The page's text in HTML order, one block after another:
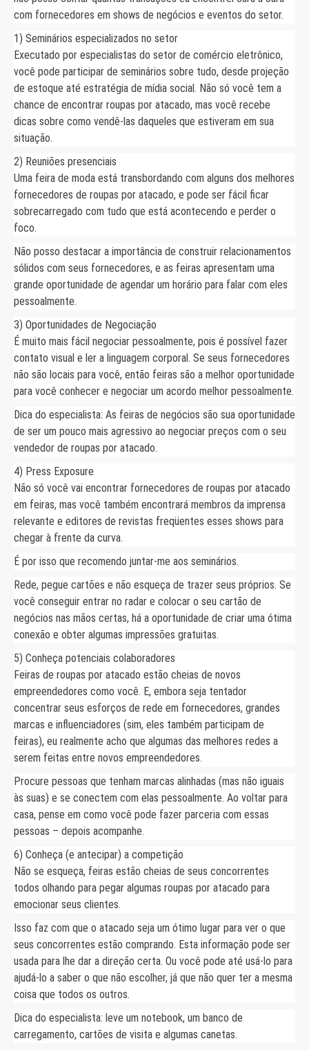
com fornecedores em shows de negócios e eventos do setor.
1) Seminários especializados no setor
Executado por especialistas do setor de comércio eletrônico,
você pode participar de seminários sobre tudo, desde projeção
de estoque até estratégia de mídia social. Não só você tem a
chance de encontrar roupas por atacado, mas você recebe
dicas sobre como vendê-las daqueles que estiveram em sua
situação.
2) Reuniões presenciais
Uma feira de moda está transbordando com alguns dos melhores
fornecedores de roupas por atacado, e pode ser fácil ficar
sobrecarregado com tudo que está acontecendo e perder o
foco.
Não posso destacar a importância de construir relacionamentos
sólidos com seus fornecedores, e as feiras apresentam uma
grande oportunidade de agendar um horário para falar com eles
pessoalmente.
3) Oportunidades de Negociação
É muito mais fácil negociar pessoalmente, pois é possível fazer
contato visual e ler a linguagem corporal. Se seus fornecedores
não são locais para você, então feiras são a melhor oportunidade
para você conhecer e negociar um acordo melhor pessoalmente.
Dica do especialista: As feiras de negócios são sua oportunidade
de ser um pouco mais agressivo ao negociar preços com o seu
vendedor de roupas por atacado.
4) Press Exposure
Não só você vai encontrar fornecedores de roupas por atacado
em feiras, mas você também encontrará membros da imprensa
relevante e editores de revistas freqüentes esses shows para
chegar à frente da curva.
É por isso que recomendo juntar-me aos seminários.
Rede, pegue cartões e não esqueça de trazer seus próprios. Se
você conseguir entrar no radar e colocar o seu cartão de
negócios nas mãos certas, há a oportunidade de criar uma ótima
conexão e obter algumas impressões gratuitas.
5) Conheça potenciais colaboradores
Feiras de roupas por atacado estão cheias de novos
empreendedores como você. E, embora seja tentador
concentrar seus esforços de rede em fornecedores, grandes
marcas e influenciadores (sim, eles também participam de
feiras), eu realmente acho que algumas das melhores redes a
serem feitas entre novos empreendedores.
Procure pessoas que tenham marcas alinhadas (mas não iguais
às suas) e se conectem com elas pessoalmente. Ao voltar para
casa, pense em como você pode fazer parceria com essas
pessoas – depois acompanhe.
6) Conheça (e antecipar) a competição
Não se esqueça, feiras estão cheias de seus concorrentes
todos olhando para pegar algumas roupas por atacado para
emocionar seus clientes.
Isso faz com que o atacado seja um ótimo lugar para ver o que
seus concorrentes estão comprando. Esta informação pode ser
usada para lhe dar a direção certa. Ou você pode até usá-lo para
ajudá-lo a saber o que não escolher, já que não quer ter a mesma
coisa que todos os outros.
Dica do especialista: leve um notebook, um banco de
carregamento, cartões de visita e algumas canetas.